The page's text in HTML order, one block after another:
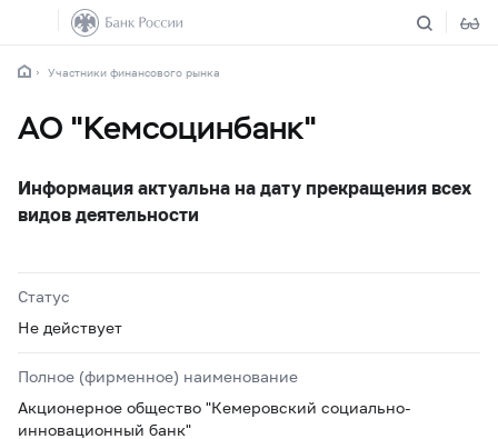
Участники финансового рынка
АО "Кемсоцинбанк"
Информация актуальна на дату прекращения всех
видов деятельности
Статус
Не действует
Полное (фирменное) наименование
Акционерное общество "Кемеровский социально-
инновационный банк"